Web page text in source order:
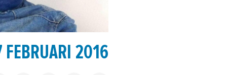
2016